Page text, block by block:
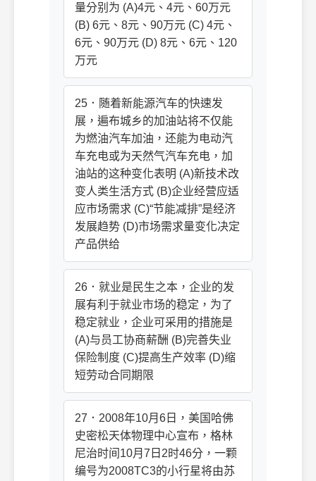
量分别为 (A)4元、4元、60万元
(B) 6元、8元、90万元 (C) 4元、
6元、90万元 (D) 8元、6元、120
万元
25．随着新能源汽车的快速发
展，遍布城乡的加油站将不仅能
为燃油汽车加油，还能为电动汽
车充电或为天然气汽车充电，加
油站的这种变化表明 (A)新技术改
变人类生活方式 (B)企业经营应适
应市场需求 (C)“节能减排”是经济
发展趋势 (D)市场需求量变化决定
产品供给
26．就业是民生之本，企业的发
展有利于就业市场的稳定，为了
稳定就业，企业可采用的措施是
(A)与员工协商薪酬 (B)完善失业
保险制度 (C)提高生产效率 (D)缩
短劳动合同期限
27．2008年10月6日，美国哈佛
史密松天体物理中心宣布，格林
尼治时间10月7日2时46分，一颗
编号为2008TC3的小行星将由苏